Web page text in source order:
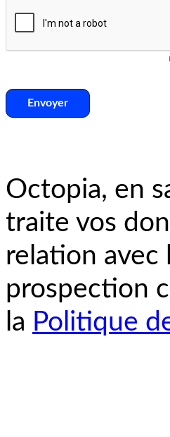
Octopia, en
traite vos
relation avec
prospection
la Politique